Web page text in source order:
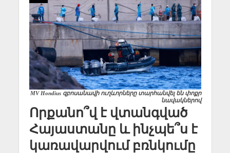
MV Hondius զբոսանավի ուղևորները տարհանվել են փոքր
նավակներով
Որքանո՞վ է վտանգված
Հայաստանը և ինչպե՞ս է
կառավարվում բռնկումը